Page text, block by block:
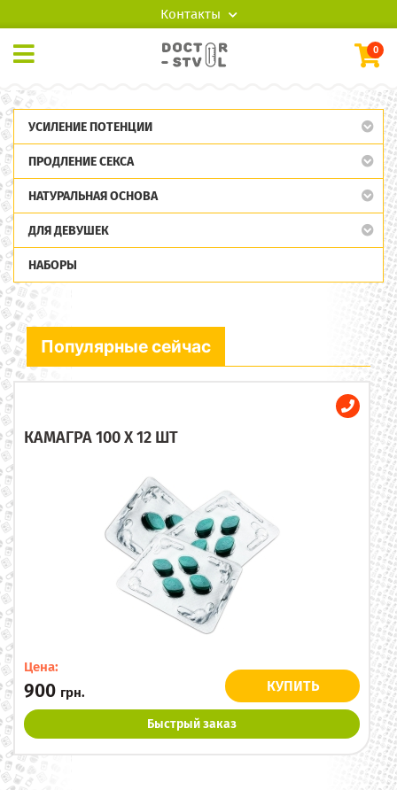
Контакты
0
УСИЛЕНИЕ ПОТЕНЦИИ
ПРОДЛЕНИЕ СЕКСА
НАТУРАЛЬНАЯ ОСНОВА
ДЛЯ ДЕВУШЕК
НАБОРЫ
Популярные сейчас
КАМАГРА 100 X 12 ШТ
Цена:
900 грн. КУПИТЬ
Быстрый заказ